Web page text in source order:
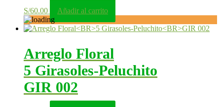
S/60.00 Añadir al carrito
Arreglo Floral
5 Girasoles-Peluchito
GIR 002